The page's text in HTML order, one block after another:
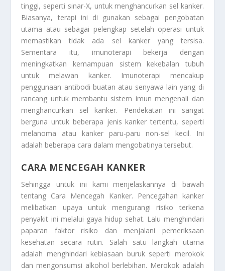
tinggi, seperti sinar-X, untuk menghancurkan sel kanker.
Biasanya, terapi ini di gunakan sebagai pengobatan
utama atau sebagai pelengkap setelah operasi untuk
memastikan tidak ada sel kanker yang tersisa.
Sementara itu, imunoterapi bekerja dengan
meningkatkan kemampuan sistem kekebalan tubuh
untuk melawan kanker. Imunoterapi mencakup
penggunaan antibodi buatan atau senyawa lain yang di
rancang untuk membantu sistem imun mengenali dan
menghancurkan sel kanker. Pendekatan ini sangat
berguna untuk beberapa jenis kanker tertentu, seperti
melanoma atau kanker paru-paru non-sel kecil. Ini
adalah beberapa cara dalam mengobatinya tersebut.
CARA MENCEGAH KANKER
Sehingga untuk ini kami menjelaskannya di bawah
tentang Cara Mencegah Kanker. Pencegahan kanker
melibatkan upaya untuk mengurangi risiko terkena
penyakit ini melalui gaya hidup sehat. Lalu menghindari
paparan faktor risiko dan menjalani pemeriksaan
kesehatan secara rutin. Salah satu langkah utama
adalah menghindari kebiasaan buruk seperti merokok
dan mengonsumsi alkohol berlebihan. Merokok adalah